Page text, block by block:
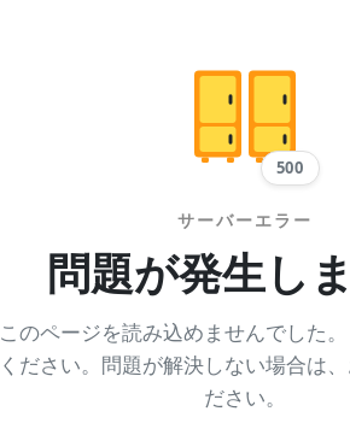
500
サーバーエラー
問題が発生し
このページを読み込めませんでした
ください。問題が解決しない場合は
ださい。